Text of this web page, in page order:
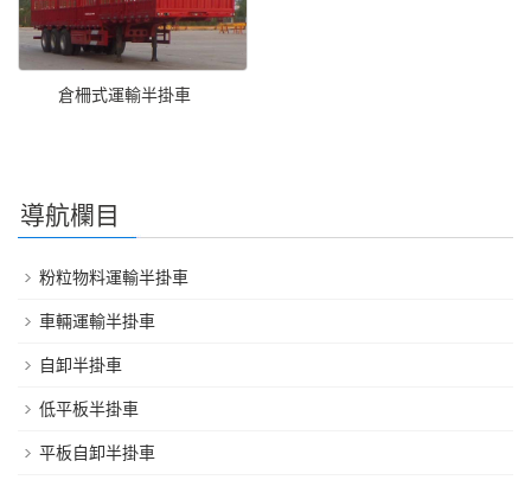
倉柵式運輸半掛車
導航欄目
粉粒物料運輸半掛車
車輛運輸半掛車
自卸半掛車
低平板半掛車
平板自卸半掛車